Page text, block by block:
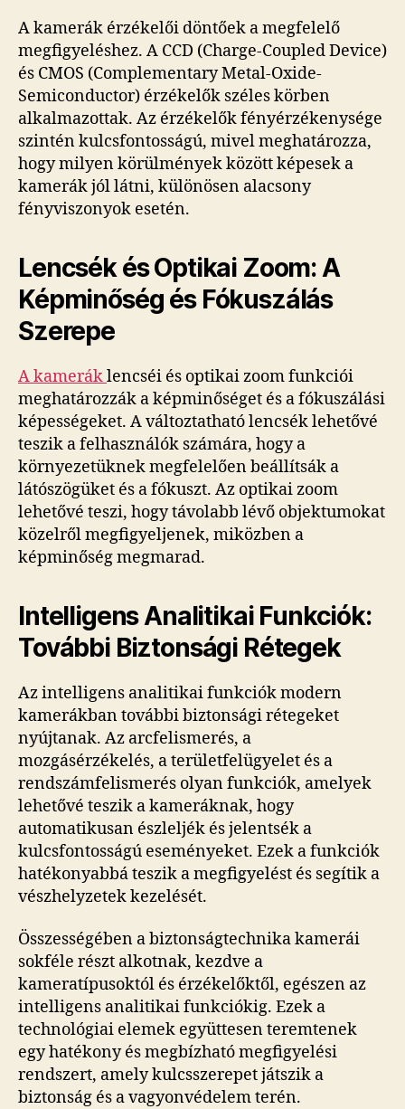
A kamerák érzékelői döntőek a megfelelő
megfigyeléshez. A CCD (Charge-Coupled Device)
és CMOS (Complementary Metal-Oxide-
Semiconductor) érzékelők széles körben
alkalmazottak. Az érzékelők fényérzékenysége
szintén kulcsfontosságú, mivel meghatározza,
hogy milyen körülmények között képesek a
kamerák jól látni, különösen alacsony
fényviszonyok esetén.
Lencsék és Optikai Zoom: A
Képminőség és Fókuszálás
Szerepe
A kameráklencséi és optikai zoom funkciói
meghatározzák a képminőséget és a fókuszálási
képességeket. A változtatható lencsék lehetővé
teszik a felhasználók számára, hogy a
környezetüknek megfelelően beállítsák a
látószögüket és a fókuszt. Az optikai zoom
lehetővé teszi, hogy távolabb lévő objektumokat
közelről megfigyeljenek, miközben a
képminőség megmarad.
Intelligens Analitikai Funkciók:
További Biztonsági Rétegek
Az intelligens analitikai funkciók modern
kamerákban további biztonsági rétegeket
nyújtanak. Az arcfelismerés, a
mozgásérzékelés, a területfelügyelet és a
rendszámfelismerés olyan funkciók, amelyek
lehetővé teszik a kameráknak, hogy
automatikusan észleljék és jelentsék a
kulcsfontosságú eseményeket. Ezek a funkciók
hatékonyabbá teszik a megfigyelést és segítik a
vészhelyzetek kezelését.
Összességében a biztonságtechnika kamerái
sokféle részt alkotnak, kezdve a
kameratípusoktól és érzékelőktől, egészen az
intelligens analitikai funkciókig. Ezek a
technológiai elemek együttesen teremtenek
egy hatékony és megbízható megfigyelési
rendszert, amely kulcsszerepet játszik a
biztonság és a vagyonvédelem terén.